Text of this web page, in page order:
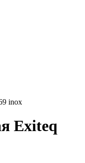
inox
Exiteq